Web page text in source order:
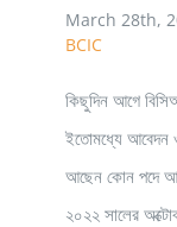
March 28th,
BCIC
কিছুদিন আগে
ইতোমধ্যে আবেদন
আছেন কোন পদে
২০২২ সালের